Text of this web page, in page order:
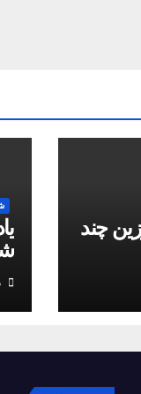
چند